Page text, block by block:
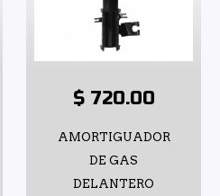
$ 720.00
AMORTIGUADOR
DE GAS
DELANTERO